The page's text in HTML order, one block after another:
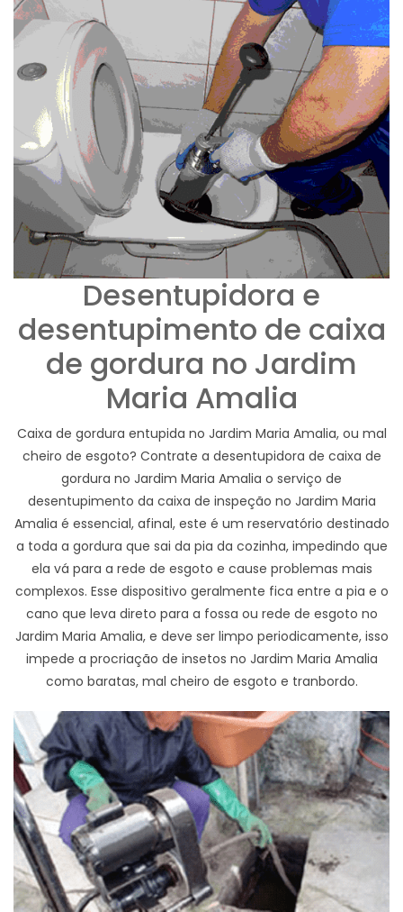
Desentupidora e
desentupimento de caixa
de gordura no Jardim
Maria Amalia
Caixa de gordura entupida no Jardim Maria Amalia, ou mal
cheiro de esgoto? Contrate a desentupidora de caixa de
gordura no Jardim Maria Amalia o serviço de
desentupimento da caixa de inspeção no Jardim Maria
Amalia é essencial, afinal, este é um reservatório destinado
a toda a gordura que sai da pia da cozinha, impedindo que
ela vá para a rede de esgoto e cause problemas mais
complexos. Esse dispositivo geralmente fica entre a pia e o
cano que leva direto para a fossa ou rede de esgoto no
Jardim Maria Amalia, e deve ser limpo periodicamente, isso
impede a procriação de insetos no Jardim Maria Amalia
como baratas, mal cheiro de esgoto e tranbordo.